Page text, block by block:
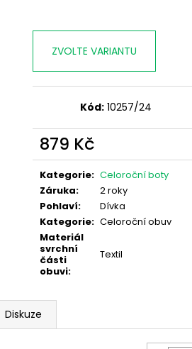
ZVOLTE VARIANTU
Kód: 10257/24
879 Kč
Měrná
cena:
Kategorie: Celoroční boty
Záruka:
2 roky
Pohlaví:
Dívka
Kategorie: Celoroční obuv
Materiál
svrchní
části
obuvi:
Textil
Diskuze